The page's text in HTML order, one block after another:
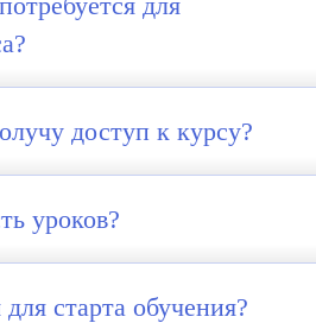
доступ к курсу?
уроков?
старта обучения?